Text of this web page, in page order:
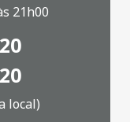
21h00
local)